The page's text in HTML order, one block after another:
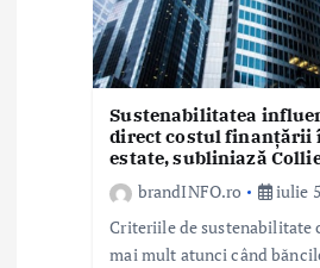
Sustenabilitatea
direct costul finanțării
estate, subliniază
brandINFO.ro
iulie
Criteriile de sustenabilitate
mai mult atunci când